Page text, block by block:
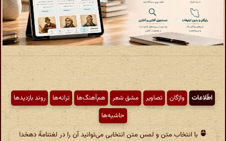
اطّلاعات واژگان تصاویر مشق شعر هم‌آهنگ‌ها ترانه‌ها
روند بازدیدها
حاشیه‌ها
با انتخاب متن و لمس متن انتخابی می‌توانید آن را در لغتنامهٔ دهخدا